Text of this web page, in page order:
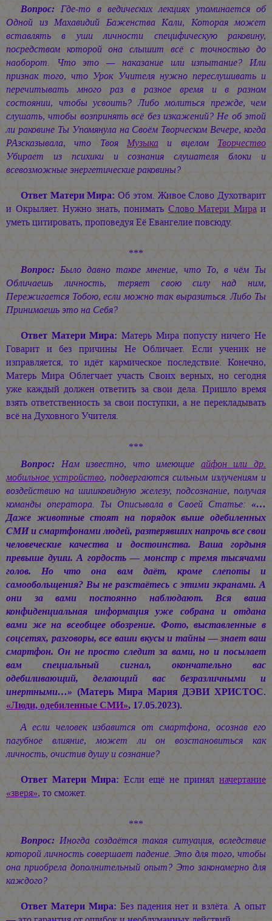
Вопрос: Где-то в ведических лекциях упоминается об
Одной из Махавидий Баженства Кали, Которая может
вставлять в уши личности специфическую раковину,
посредством которой она слышит всё с точностью до
наоборот. Что это — наказание или изпытание? Или
признак того, что Урок Учителя нужно переслушивать и
перечитывать много раз в разное время и в разном
состоянии, чтобы усвоить? Либо молиться прежде, чем
слушать, чтобы возпринять всё без изкажений? Не об этой
ли раковине Ты Упомянула на Своём Творческом Вечере, когда
РАзсказывала, что Твоя Музыка и вцелом Творчество
Убирает из психики и сознания слушателя блоки и
всевозможные энергетические раковины?
Ответ Матери Мира: Об этом. Живое Слово Духотварит
и Окрыляет. Нужно знать, понимать Слово Матери Мираи
уметь цитировать, проповедуя Её Евангелие повсюду.
***
Вопрос: Было давно такое мнение, что То, в чём Ты
Обличаешь личность, теряет свою силу над ним,
Пережигается Тобою, если можно так выразиться. Либо Ты
Принимаешь это на Себя?
Ответ Матери Мира: Матерь Мира попусту ничего Не
Говарит и без причины Не Обличает. Если ученик не
изправляется, то идёт кармическое последствие. Конечно,
Матерь Мира Облегчает участь Своих верных, но сегодня
уже каждый должен ответить за свои дела. Пришло время
взять ответственность за свои поступки, а не перекладывать
всё на Духовного Учителя.
***
Вопрос: Нам известно, что имеющие айфон или др.
мобильное устройство, подвергаются сильным излучениям и
воздействию на шишковидную железу, подсознание, получая
команды оператора. Ты Описывала в Своей Статье: «…
Даже животные стоят на порядок выше одебиленных
СМИ и смартфонами людей, разтерявших напрочь все свои
человеческие качества и достоинства. Ваша гордыня
превыше души. А гордость — монстр с тремя тысячами
голов. Но что она вам даёт, кроме слепоты и
самообольщения? Вы не разстаётесь с этими экранами. А
они за вами постоянно наблюдают. Вся ваша
конфиденциальная информация уже собрана и отдана
вами же на всеобщее обозрение. Фото, выставленные в
соцсетях, разговоры, все ваши вкусы и тайны — знает ваш
смартфон. Он не просто следит за вами, но и посылает
вам специальный сигнал, окончательно вас
одебиливающий, делающий вас безразличными и
инертными…» (Матерь Мира Мария ДЭВИ ХРИСТОС.
«Люди, одебиленные СМИ», 17.05.2023).
А если человек избавится от смартфона, осознав его
пагубное влияние, может ли он возстановиться как
личность, очистив душу и сознание?
Ответ Матери Мира: Если ещё не принялначертание
«зверя», то сможет.
***
Вопрос: Иногда создаётся такая ситуация, вследствие
которой личность совершает падение. Это для того, чтобы
она приобрела дополнительный опыт? Это закономерно для
каждого?
Ответ Матери Мира: Без падения нет и взлёта. А опыт